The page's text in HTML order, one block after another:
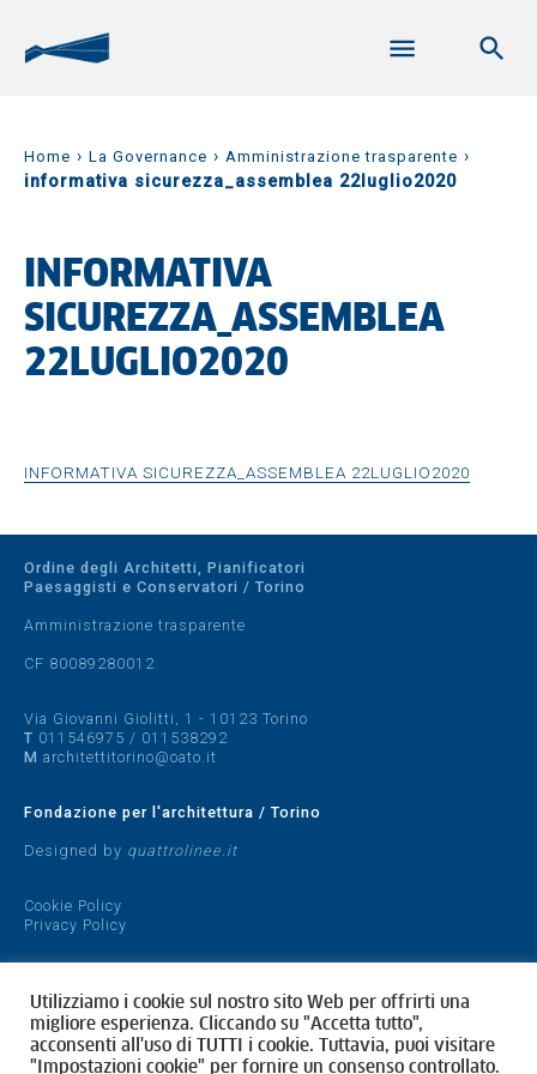
Home › La Governance › Amministrazione trasparente ›
informativa sicurezza_assemblea 22luglio2020
INFORMATIVA
SICUREZZA_ASSEMBLEA
22LUGLIO2020
INFORMATIVA SICUREZZA_ASSEMBLEA 22LUGLIO2020
Ordine degli Architetti, Pianificatori
Paesaggisti e Conservatori / Torino
Amministrazione trasparente
CF 80089280012
Via Giovanni Giolitti, 1 - 10123 Torino
T 011546975 / 011538292
M architettitorino@oato.it
Fondazione per l'architettura / Torino
Designed by quattrolinee.it
Cookie Policy
Privacy Policy
Utilizziamo i cookie sul nostro sito Web per offrirti una
migliore esperienza. Cliccando su "Accetta tutto",
acconsenti all'uso di TUTTI i cookie. Tuttavia, puoi visitare
"Impostazioni cookie" per fornire un consenso controllato.